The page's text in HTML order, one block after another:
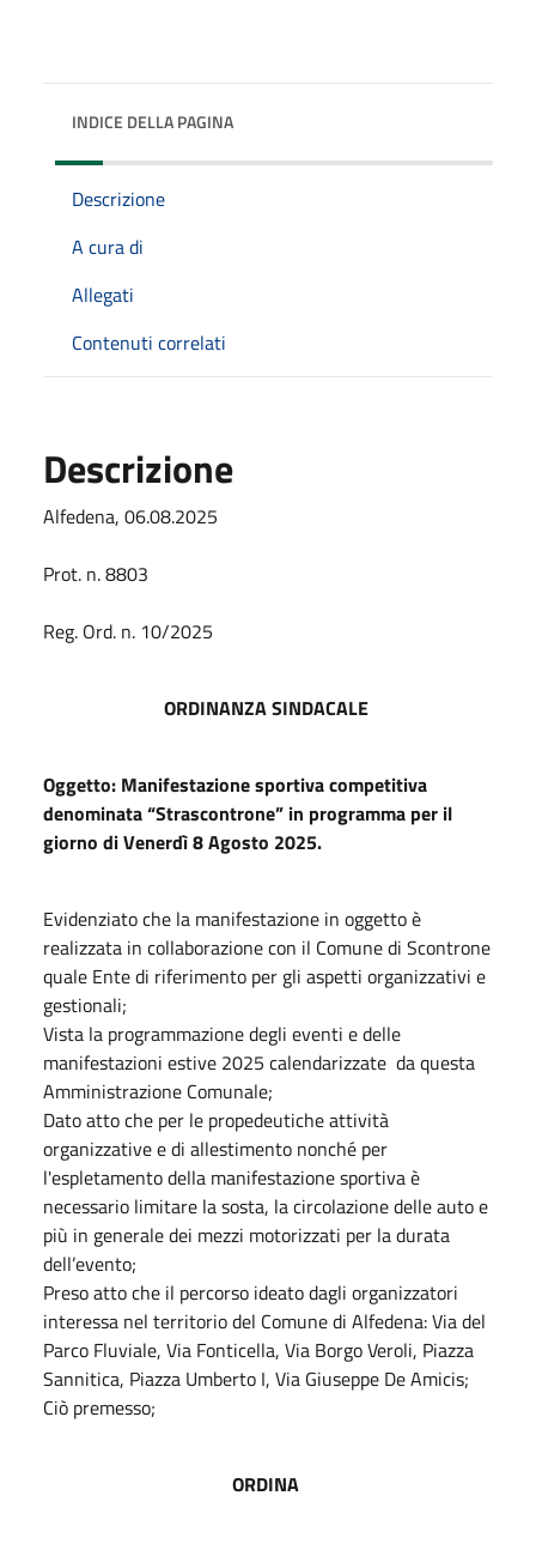
INDICE DELLA PAGINA
Descrizione
A cura di
Allegati
Contenuti correlati
Descrizione
Alfedena, 06.08.2025
Prot. n. 8803
Reg. Ord. n. 10/2025
ORDINANZA SINDACALE
Oggetto: Manifestazione sportiva competitiva
denominata “Strascontrone” in programma per il
giorno di Venerdì 8 Agosto 2025.
Evidenziato che la manifestazione in oggetto è
realizzata in collaborazione con il Comune di Scontrone
quale Ente di riferimento per gli aspetti organizzativi e
gestionali;
Vista la programmazione degli eventi e delle
manifestazioni estive 2025 calendarizzate da questa
Amministrazione Comunale;
Dato atto che per le propedeutiche attività
organizzative e di allestimento nonché per
l'espletamento della manifestazione sportiva è
necessario limitare la sosta, la circolazione delle auto e
più in generale dei mezzi motorizzati per la durata
dell’evento;
Preso atto che il percorso ideato dagli organizzatori
interessa nel territorio del Comune di Alfedena: Via del
Parco Fluviale, Via Fonticella, Via Borgo Veroli, Piazza
Sannitica, Piazza Umberto I, Via Giuseppe De Amicis;
Ciò premesso;
ORDINA